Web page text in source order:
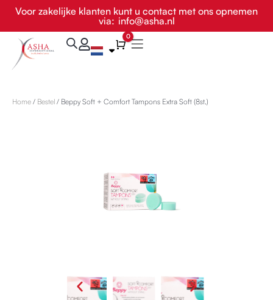
de
inhoud
Voor zakelijke klanten kunt u contact met ons opnemen
via: info@asha.nl
Winkelwagen
0
Home / Bestel / Beppy Soft + Comfort Tampons Extra Soft (8st.)